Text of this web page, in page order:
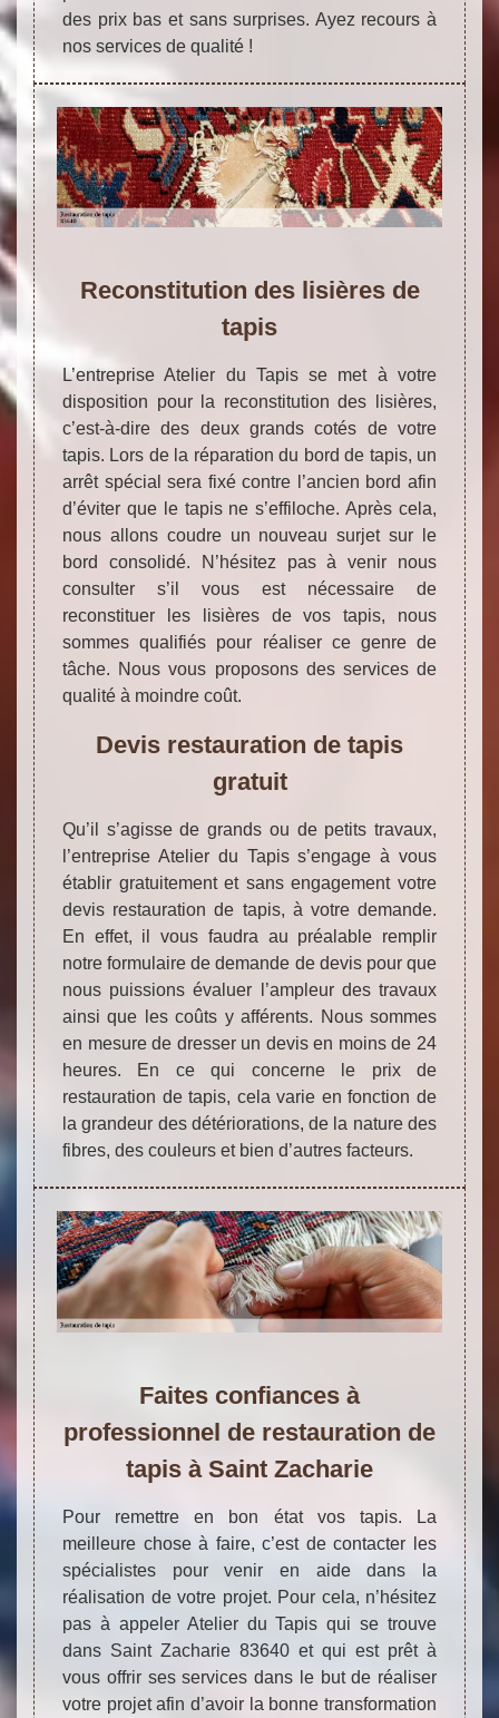
des prix bas et sans surprises. Ayez recours à
nos services de qualité !
Reconstitution des lisières de
tapis
L’entreprise Atelier du Tapis se met à votre
disposition pour la reconstitution des lisières,
c’est-à-dire des deux grands cotés de votre
tapis. Lors de la réparation du bord de tapis, un
arrêt spécial sera fixé contre l’ancien bord afin
d’éviter que le tapis ne s’effiloche. Après cela,
nous allons coudre un nouveau surjet sur le
bord consolidé. N’hésitez pas à venir nous
consulter s’il vous est nécessaire de
reconstituer les lisières de vos tapis, nous
sommes qualifiés pour réaliser ce genre de
tâche. Nous vous proposons des services de
qualité à moindre coût.
Devis restauration de tapis
gratuit
Qu’il s’agisse de grands ou de petits travaux,
l’entreprise Atelier du Tapis s’engage à vous
établir gratuitement et sans engagement votre
devis restauration de tapis, à votre demande.
En effet, il vous faudra au préalable remplir
notre formulaire de demande de devis pour que
nous puissions évaluer l’ampleur des travaux
ainsi que les coûts y afférents. Nous sommes
en mesure de dresser un devis en moins de 24
heures. En ce qui concerne le prix de
restauration de tapis, cela varie en fonction de
la grandeur des détériorations, de la nature des
fibres, des couleurs et bien d’autres facteurs.
Faites confiances à
professionnel de restauration de
tapis à Saint Zacharie
Pour remettre en bon état vos tapis. La
meilleure chose à faire, c’est de contacter les
spécialistes pour venir en aide dans la
réalisation de votre projet. Pour cela, n’hésitez
pas à appeler Atelier du Tapis qui se trouve
dans Saint Zacharie 83640 et qui est prêt à
vous offrir ses services dans le but de réaliser
votre projet afin d’avoir la bonne transformation